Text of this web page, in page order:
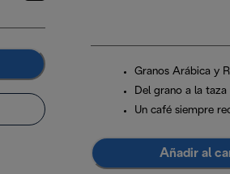
Granos Arábica y
Del grano a la taza
Un café siempre
Añadir al